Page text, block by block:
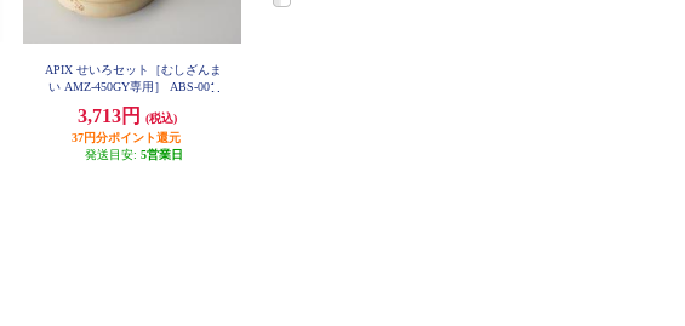
APIX せいろセット［むしざんま
い AMZ-450GY専用］ ABS-001
3,713円
(税込)
37円分ポイント還元
発送目安: 5営業日